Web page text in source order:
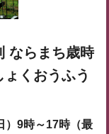
ならまち歳時
くおうふう
）9時～17時（最